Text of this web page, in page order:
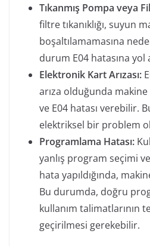
Tıkanmış Pompa veya
filtre tıkanıklığı, suyun
boşaltılamamasına
durum E04 hatasına yol
Elektronik Kart Arızası:
arıza olduğunda
ve E04 hatası verebilir.
elektriksel bir problem
Programlama Hatası:
yanlış program seçimi
hata yapıldığında,
Bu durumda, doğru
kullanım talimatlarının
geçirilmesi gerekebilir.